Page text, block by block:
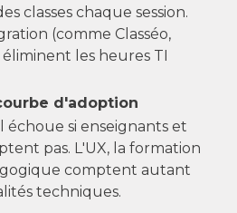
classes chaque session.
(comme Classéo,
les heures TI
d'adoption
échoue si enseignants et
pas. L'UX, la formation
comptent autant
techniques.